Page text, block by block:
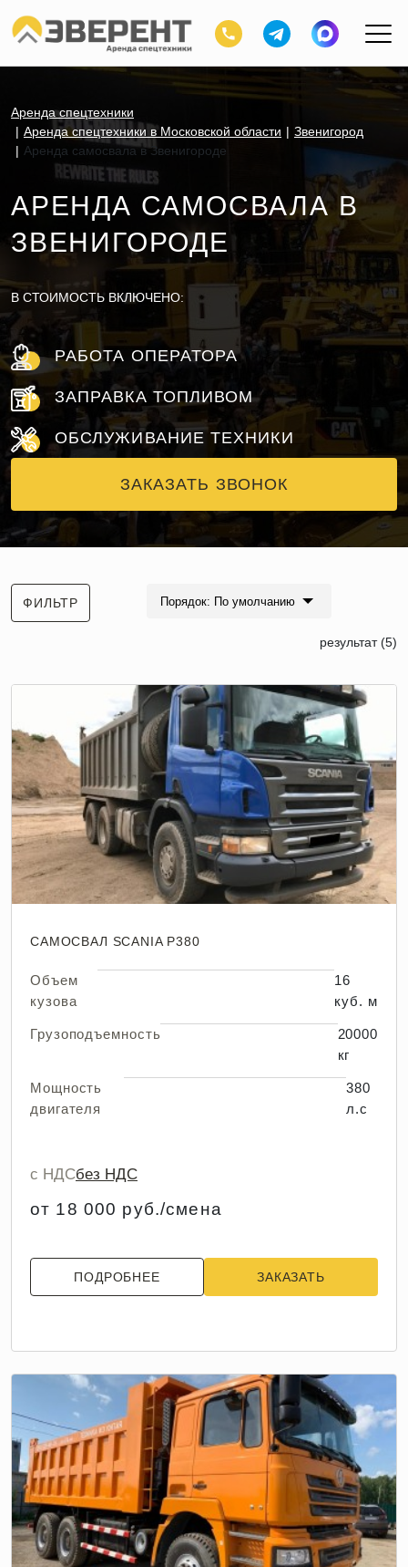
Аренда спецтехники
Аренда спецтехники в Московской области
Звенигород
Аренда самосвала в Звенигороде
АРЕНДА САМОСВАЛА В
ЗВЕНИГОРОДЕ
В СТОИМОСТЬ ВКЛЮЧЕНО:
РАБОТА ОПЕРАТОРА
ЗАПРАВКА ТОПЛИВОМ
ОБСЛУЖИВАНИЕ ТЕХНИКИ
ЗАКАЗАТЬ ЗВОНОК
ФИЛЬТР Порядок: По умолчанию
результат (5)
САМОСВАЛ SCANIA P380
Объем
кузова
16
куб. м
Грузоподъемность
20000
кг
Мощность
двигателя
380
л.с
с НДСбез НДС
от 18 000 руб./смена
ПОДРОБНЕЕ ЗАКАЗАТЬ